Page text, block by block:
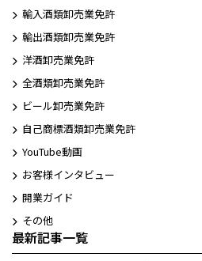
輸入酒類卸売業免許
輸出酒類卸売業免許
洋酒卸売業免許
全酒類卸売業免許
ビール卸売業免許
自己商標酒類卸売業免許
YouTube動画
お客様インタビュー
開業ガイド
その他
最新記事一覧
LINEから相談する